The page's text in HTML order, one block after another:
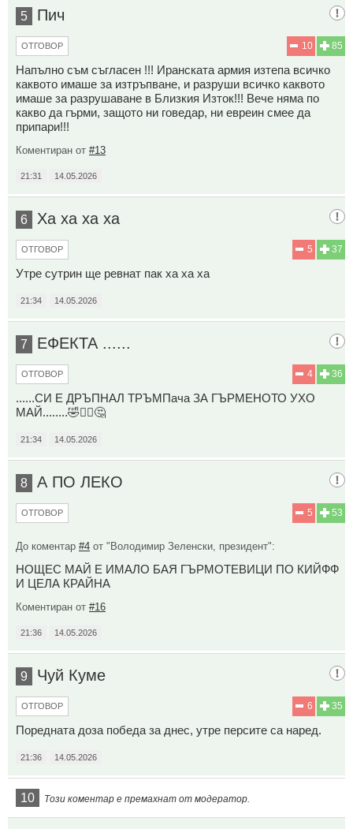
5 Пич
85
10
ОТГОВОР
Напълно съм съгласен !!! Иранската армия изтепа всичко
каквото имаше за изтръпване, и разруши всичко каквото
имаше за разрушаване в Близкия Изток!!! Вече няма по
какво да гърми, защото ни говедар, ни евреин смее да
припари!!!
Коментиран от #13
21:31 14.05.2026
6 Ха ха ха ха
37
5
ОТГОВОР
Утре сутрин ще ревнат пак ха ха ха
21:34 14.05.2026
7 ЕФЕКТА ......
36
4
ОТГОВОР
......СИ Е ДРЪПНАЛ ТРЪМПача ЗА ГЪРМЕНОТО УХО
МАЙ........🤣🤦‍♀️🤔
21:34 14.05.2026
8 А ПО ЛЕКО
53
5
ОТГОВОР
До коментар #4 от "Володимир Зеленски, президент":
НОЩЕС МАЙ Е ИМАЛО БАЯ ГЪРМОТЕВИЦИ ПО КИЙФФ
И ЦЕЛА КРАЙНА
Коментиран от #16
21:36 14.05.2026
9 Чуй Куме
35
6
ОТГОВОР
Поредната доза победа за днес, утре персите са наред.
21:36 14.05.2026
10 Този коментар е премахнат от модератор.